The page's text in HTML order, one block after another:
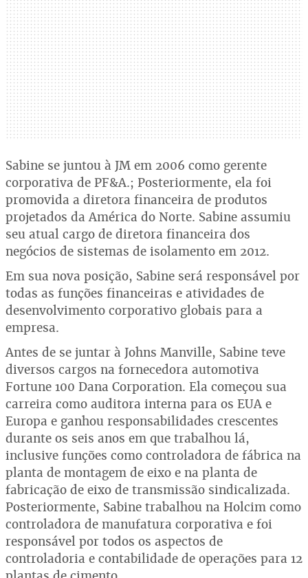
Sabine se juntou à JM em 2006 como gerente
corporativa de PF&A.; Posteriormente, ela foi
promovida a diretora financeira de produtos
projetados da América do Norte. Sabine assumiu
seu atual cargo de diretora financeira dos
negócios de sistemas de isolamento em 2012.
Em sua nova posição, Sabine será responsável por
todas as funções financeiras e atividades de
desenvolvimento corporativo globais para a
empresa.
Antes de se juntar à Johns Manville, Sabine teve
diversos cargos na fornecedora automotiva
Fortune 100 Dana Corporation. Ela começou sua
carreira como auditora interna para os EUA e
Europa e ganhou responsabilidades crescentes
durante os seis anos em que trabalhou lá,
inclusive funções como controladora de fábrica na
planta de montagem de eixo e na planta de
fabricação de eixo de transmissão sindicalizada.
Posteriormente, Sabine trabalhou na Holcim como
controladora de manufatura corporativa e foi
responsável por todos os aspectos de
controladoria e contabilidade de operações para 12